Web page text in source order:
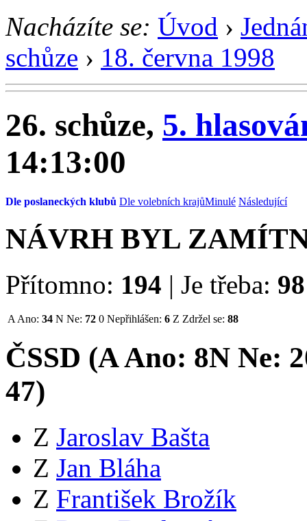
Nacházíte se: Úvod ›
schůze › 18. června 1998
26. schůze, 5.
14:13:00
Dle poslaneckých klubů Dle volebních krajůMinulé Následující
NÁVRH BYL
Přítomno: 194 | Je třeba: 98
A Ano: 34 N Ne: 72 0 Nepřihlášen: 6 Z Zdržel se: 88
ČSSD (AAno: 8N Ne: 2
47)
Z Jaroslav Bašta
Z Jan Bláha
Z František Brožík